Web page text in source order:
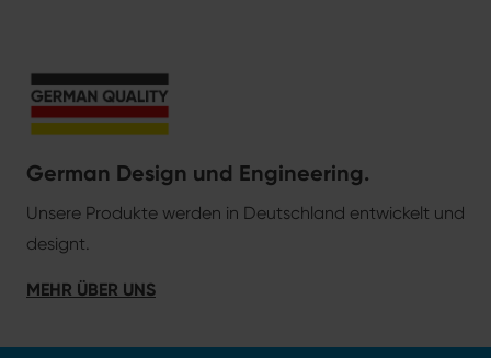
German Design und Engineering.
Unsere Produkte werden in Deutschland entwickelt und
designt.
MEHR ÜBER UNS